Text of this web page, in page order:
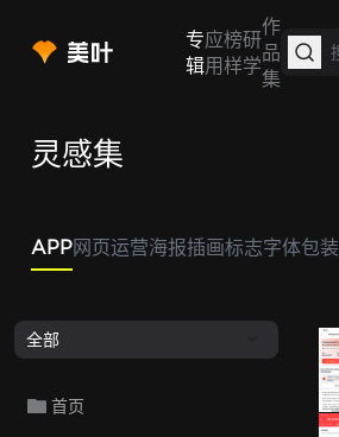
专
辑
应
用
榜
样
研
学
作
品
集
灵感集
APP网页运营海报插画标志字体包装
全部
首页